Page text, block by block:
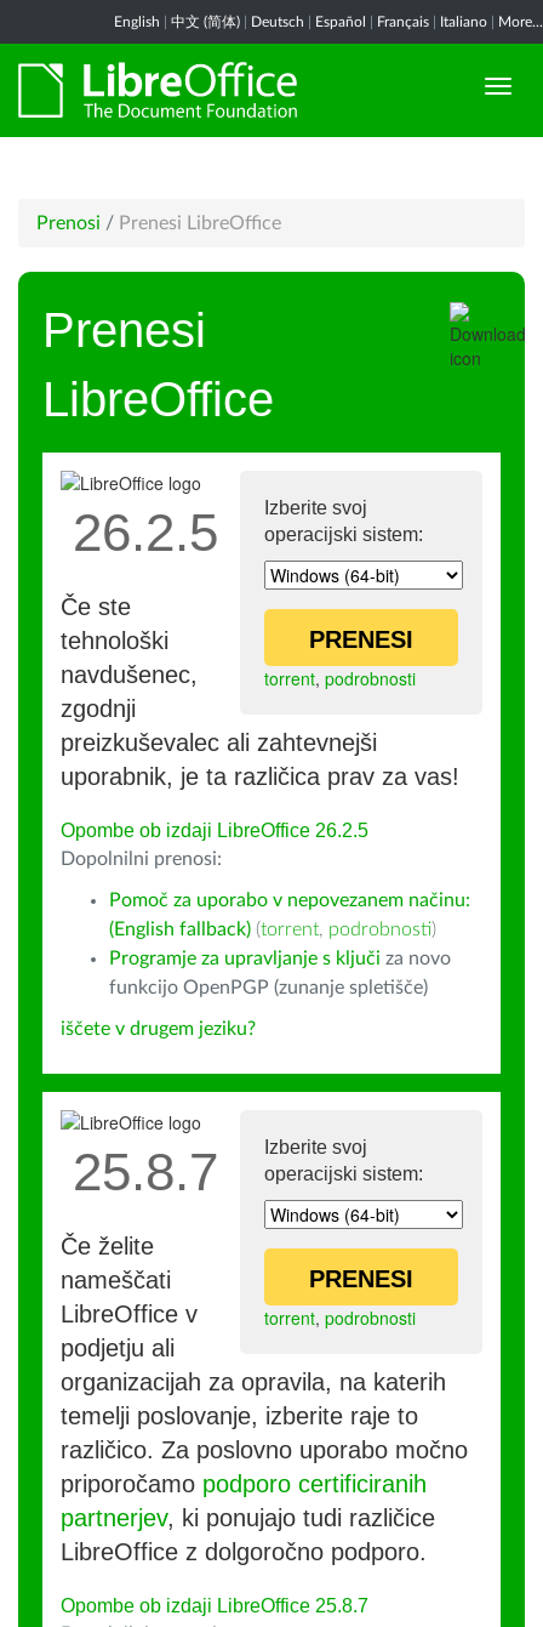
English 中文 (简体) Deutsch Español Français Italiano More...
Prenosi / Prenesi LibreOffice
Prenesi
LibreOffice
Izberite svoj
operacijski sistem:
PRENESI
torrent, podrobnosti
26.2.5
Če ste
tehnološki
navdušenec,
zgodnji
preizkuševalec ali zahtevnejši
uporabnik, je ta različica prav za vas!
Opombe ob izdaji LibreOffice 26.2.5
Dopolnilni prenosi:
Pomoč za uporabo v nepovezanem načinu:
(English fallback) (torrent, podrobnosti)
Programje za upravljanje s ključi za novo
funkcijo OpenPGP (zunanje spletišče)
iščete v drugem jeziku?
Izberite svoj
operacijski sistem:
PRENESI
torrent, podrobnosti
25.8.7
Če želite
nameščati
LibreOffice v
podjetju ali
organizacijah za opravila, na katerih
temelji poslovanje, izberite raje to
različico. Za poslovno uporabo močno
priporočamo podporo certificiranih
partnerjev, ki ponujajo tudi različice
LibreOffice z dolgoročno podporo.
Opombe ob izdaji LibreOffice 25.8.7